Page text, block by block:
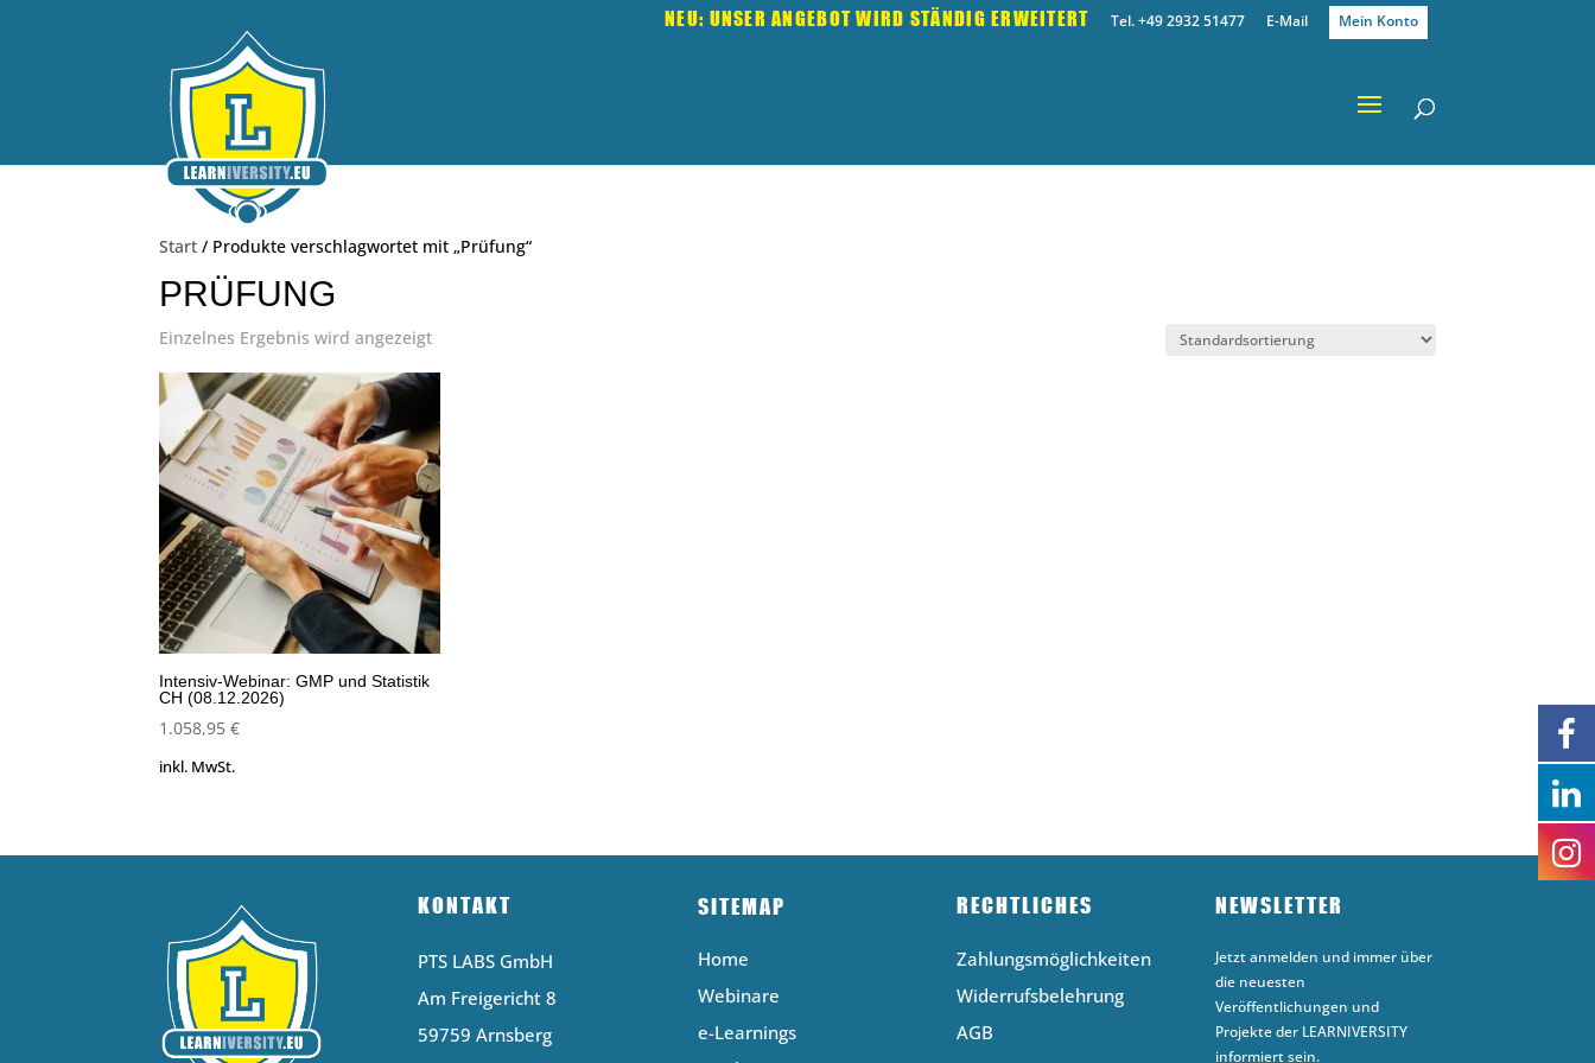
NEU: UNSER ANGEBOT WIRD STÄNDIG ERWEITERT Tel. +49 2932 51477 E-Mail Mein Konto
Start / Produkte verschlagwortet mit „Prüfung“
PRÜFUNG
Einzelnes Ergebnis wird angezeigt
Intensiv-Webinar: GMP und Statistik
CH (08.12.2026)
1.058,95€
inkl. MwSt.
KONTAKT
PTS LABS GmbH
Am Freigericht 8
59759 Arnsberg
SITEMAP
Home
Webinare
e-Learnings
RECHTLICHES
Zahlungsmöglichkeiten
Widerrufsbelehrung
AGB
NEWSLETTER
Jetzt anmelden und immer über
die neuesten
Veröffentlichungen und
Projekte der LEARNIVERSITY
informiert sein.